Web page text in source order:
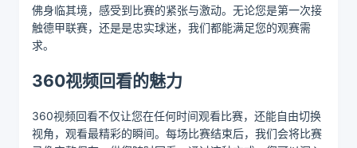
佛身临其境，感受到比赛的紧张与激动。无论您是第一次接
触德甲联赛，还是是忠实球迷，我们都能满足您的观赛需
求。
360视频回看的魅力
360视频回看不仅让您在任何时间观看比赛，还能自由切换
视角，观看最精彩的瞬间。每场比赛结束后，我们会将比赛